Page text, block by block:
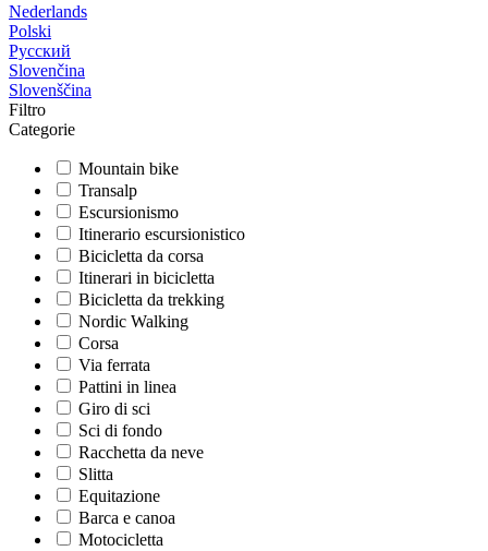
Nederlands
Polski
Русский
Slovenčina
Slovenščina
Filtro
Categorie
Mountain bike
Transalp
Escursionismo
Itinerario escursionistico
Bicicletta da corsa
Itinerari in bicicletta
Bicicletta da trekking
Nordic Walking
Corsa
Via ferrata
Pattini in linea
Giro di sci
Sci di fondo
Racchetta da neve
Slitta
Equitazione
Barca e canoa
Motocicletta